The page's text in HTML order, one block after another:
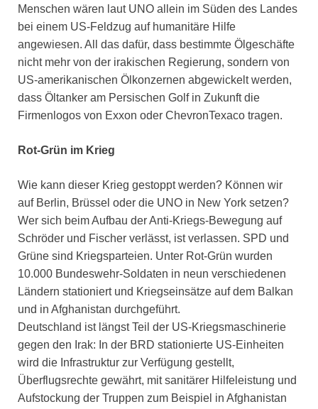
Menschen wären laut UNO allein im Süden des Landes
bei einem US-Feldzug auf humanitäre Hilfe
angewiesen. All das dafür, dass bestimmte Ölgeschäfte
nicht mehr von der irakischen Regierung, sondern von
US-amerikanischen Ölkonzernen abgewickelt werden,
dass Öltanker am Persischen Golf in Zukunft die
Firmenlogos von Exxon oder ChevronTexaco tragen.
Rot-Grün im Krieg
Wie kann dieser Krieg gestoppt werden? Können wir
auf Berlin, Brüssel oder die UNO in New York setzen?
Wer sich beim Aufbau der Anti-Kriegs-Bewegung auf
Schröder und Fischer verlässt, ist verlassen. SPD und
Grüne sind Kriegsparteien. Unter Rot-Grün wurden
10.000 Bundeswehr-Soldaten in neun verschiedenen
Ländern stationiert und Kriegseinsätze auf dem Balkan
und in Afghanistan durchgeführt.
Deutschland ist längst Teil der US-Kriegsmaschinerie
gegen den Irak: In der BRD stationierte US-Einheiten
wird die Infrastruktur zur Verfügung gestellt,
Überflugsrechte gewährt, mit sanitärer Hilfeleistung und
Aufstockung der Truppen zum Beispiel in Afghanistan